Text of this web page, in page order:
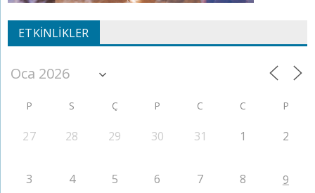
ETKINLIKLER
P S Ç P C C P
27 28 29 30 31 1 2
3 4 5 6 7 8 9